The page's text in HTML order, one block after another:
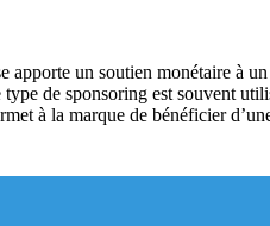
apporte un soutien monétaire à
de sponsoring est souvent
à la marque de bénéficier